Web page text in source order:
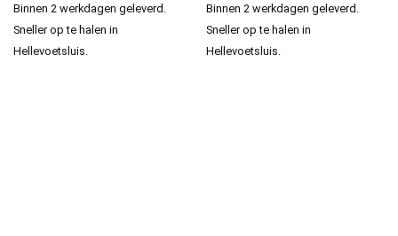
Binnen 2 werkdagen geleverd.
Sneller op te halen in
Hellevoetsluis.
Binnen 2 werkdagen geleverd.
Sneller op te halen in
Hellevoetsluis.